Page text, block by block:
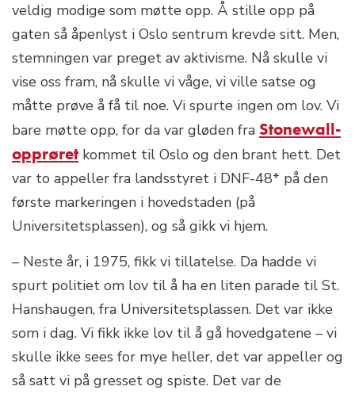
veldig modige som møtte opp. Å stille opp på
gaten så åpenlyst i Oslo sentrum krevde sitt. Men,
stemningen var preget av aktivisme. Nå skulle vi
vise oss fram, nå skulle vi våge, vi ville satse og
måtte prøve å få til noe. Vi spurte ingen om lov. Vi
bare møtte opp, for da var gløden fra Stonewall-
opprøretkommet til Oslo og den brant hett. Det
var to appeller fra landsstyret i DNF-48* på den
første markeringen i hovedstaden (på
Universitetsplassen), og så gikk vi hjem.
– Neste år, i 1975, fikk vi tillatelse. Da hadde vi
spurt politiet om lov til å ha en liten parade til St.
Hanshaugen, fra Universitetsplassen. Det var ikke
som i dag. Vi fikk ikke lov til å gå hovedgatene – vi
skulle ikke sees for mye heller, det var appeller og
så satt vi på gresset og spiste. Det var de